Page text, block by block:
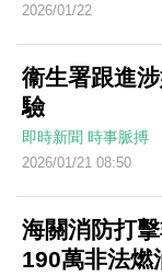
2026/01/22
衞生署跟進
驗
即時新聞 時事脈搏
2026/01/21 08:50
海關消防打
190萬非法燃